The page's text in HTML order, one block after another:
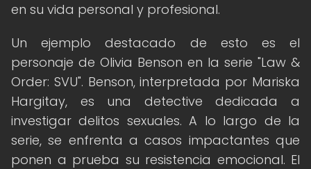
en su vida personal y profesional.
Un ejemplo destacado de esto es el
personaje de Olivia Benson en la serie "Law &
Order: SVU". Benson, interpretada por Mariska
Hargitay, es una detective dedicada a
investigar delitos sexuales. A lo largo de la
serie, se enfrenta a casos impactantes que
ponen a prueba su resistencia emocional. El